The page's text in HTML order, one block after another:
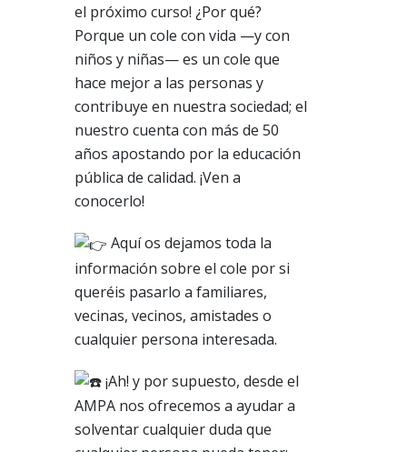
el próximo curso! ¿Por qué?
Porque un cole con vida —y con
niños y niñas— es un cole que
hace mejor a las personas y
contribuye en nuestra sociedad; el
nuestro cuenta con más de 50
años apostando por la educación
pública de calidad. ¡Ven a
conocerlo!
Aquí os dejamos toda la
información sobre el cole por si
queréis pasarlo a familiares,
vecinas, vecinos, amistades o
cualquier persona interesada.
¡Ah! y por supuesto, desde el
AMPA nos ofrecemos a ayudar a
solventar cualquier duda que